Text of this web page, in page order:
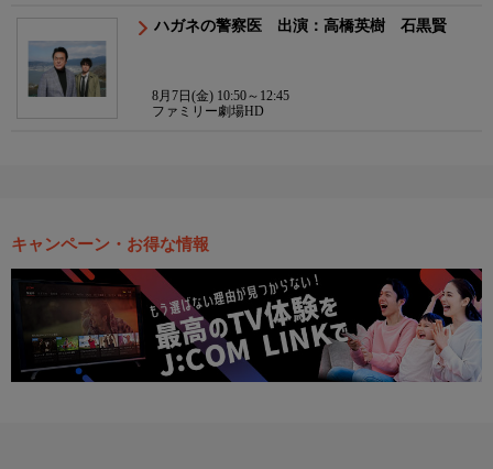
ハガネの警察医 出演：高橋英樹 石黒賢
8月7日(金) 10:50～12:45
ファミリー劇場HD
キャンペーン・お得な情報